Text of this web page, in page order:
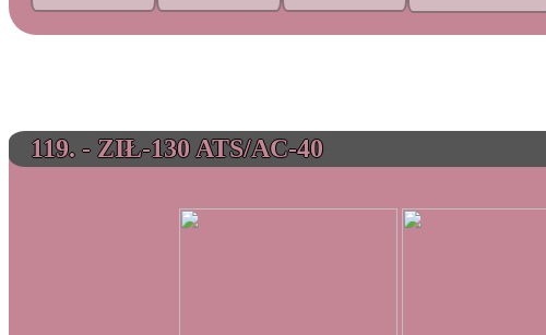
119. - ZIŁ-130 ATS/AC-40